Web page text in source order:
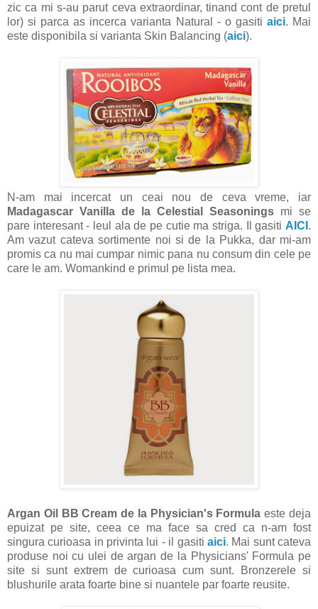
zic ca mi s-au parut ceva extraordinar, tinand cont de pretul
lor) si parca as incerca varianta Natural - o gasiti aici. Mai
este disponibila si varianta Skin Balancing (aici).
N-am mai incercat un ceai nou de ceva vreme, iar
Madagascar Vanilla de la Celestial Seasonings mi se
pare interesant - leul ala de pe cutie ma striga. Il gasiti AICI .
Am vazut cateva sortimente noi si de la Pukka, dar mi-am
promis ca nu mai cumpar nimic pana nu consum din cele pe
care le am. Womankind e primul pe lista mea.
Argan Oil BB Cream de la Physician's Formula este deja
epuizat pe site, ceea ce ma face sa cred ca n-am fost
singura curioasa in privinta lui - il gasiti aici. Mai sunt cateva
produse noi cu ulei de argan de la Physicians' Formula pe
site si sunt extrem de curioasa cum sunt. Bronzerele si
blushurile arata foarte bine si nuantele par foarte reusite.